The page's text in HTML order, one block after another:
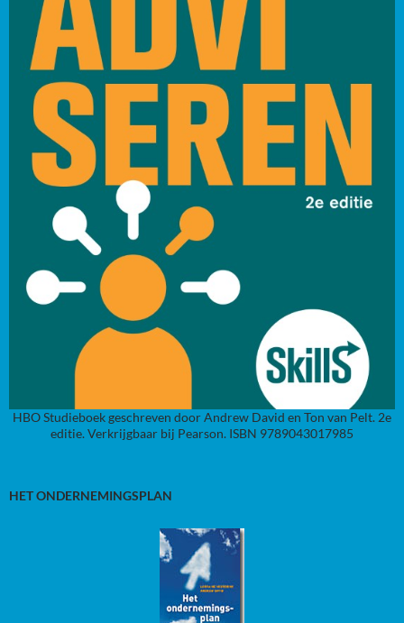
HBO Studieboek geschreven door Andrew David en Ton van Pelt. 2e
editie. Verkrijgbaar bij Pearson. ISBN 9789043017985
HET ONDERNEMINGSPLAN